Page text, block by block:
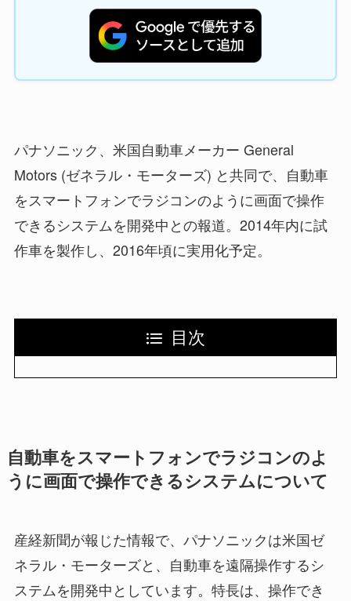
パナソニック、米国自動車メーカー General
Motors (ゼネラル・モーターズ) と共同で、自動車
をスマートフォンでラジコンのように画面で操作
できるシステムを開発中との報道。2014年内に試
作車を製作し、2016年頃に実用化予定。
目次
自動車をスマートフォンでラジコンのよ
うに画面で操作できるシステムについて
産経新聞が報じた情報で、パナソニックは米国ゼ
ネラル・モーターズと、自動車を遠隔操作するシ
ステムを開発中としています。特長は、操作でき